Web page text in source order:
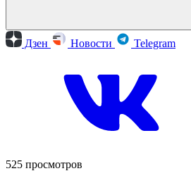
Дзен Новости Telegram
525 просмотров